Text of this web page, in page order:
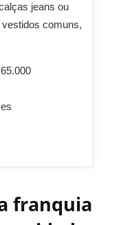
jeans ou
comuns,
franquia